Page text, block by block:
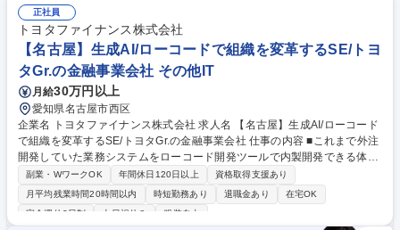
（業務委託含む）へのIT技術サポート、トラブル対応、各種書類管理■そ
の他：必要に応じた制作部門のサポート等。専門外の分野では現場の知見
が尊重されるため、自身の専門性を活かした改善提案が形になるスピード
が速い環境です。【業務内容の変更範囲】当社の指定する業務 募集職種
港区【ITサポートエンジニア】世界的ゲーム制作組織◇品川駅◇年間休日
127日
正社員
トヨタファイナンス株式会社
【名古屋】生成AI/ローコードで組織を変革するSE/トヨ
タGr.の金融事業会社 その他IT
月給30万円以上
愛知県名古屋市西区
企業名 トヨタファイナンス株式会社 求人名 【名古屋】生成AI/ローコード
で組織を変革するSE/トヨタGr.の金融事業会社 仕事の内容 ■これまで外注
開発していた業務システムをローコード開発ツールで内製開発できる体制
とするための社内教育整備、開発手順などガバナンス整備、業務システム
開発・改善推進をご担当いただきます。 【具体的には】・IntraーMartで
の内製業務システム開発体制の整備と開発推進・UiPathでのRPA、AIエー
副業・WワークOK 年間休日120日以上
資格取得支援あり
月平均残業時間20時間以内
時短勤務あり 退職金あり
在宅OK
完全週休2日制
土日祝休み 服装自由